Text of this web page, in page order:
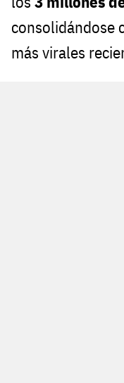
consolidándose
más virales